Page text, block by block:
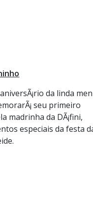
da linda
seu primeiro
madrinha da DÃ¡fini,
especiais da festa